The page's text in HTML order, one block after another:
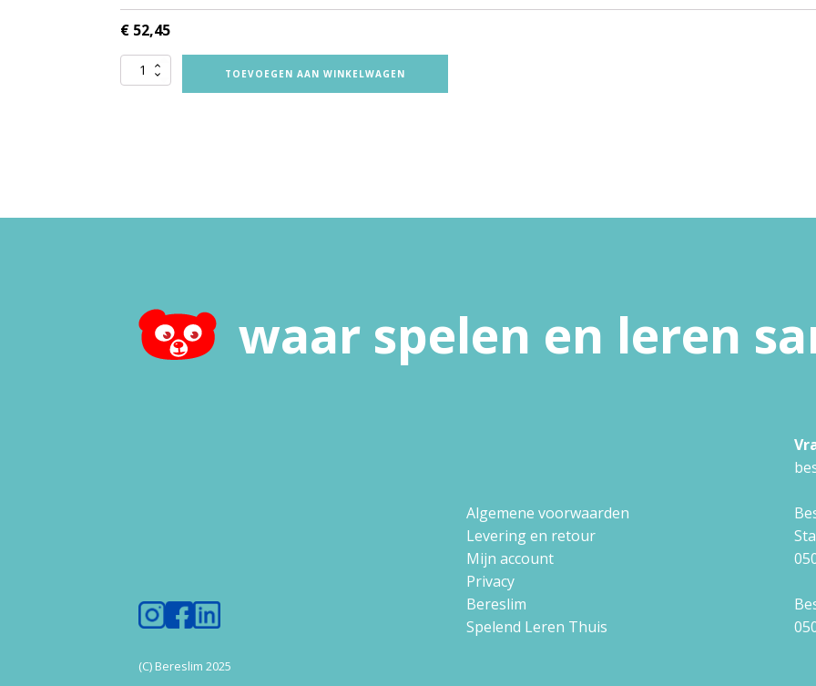
€ 52,45
Prinses
in
TOEVOEGEN AAN WINKELWAGEN
waar spelen en leren
Algemene voorwaarden
Levering en retour
Mijn account
Privacy
Bereslim
Spelend Leren Thuis
(C) Bereslim 2025